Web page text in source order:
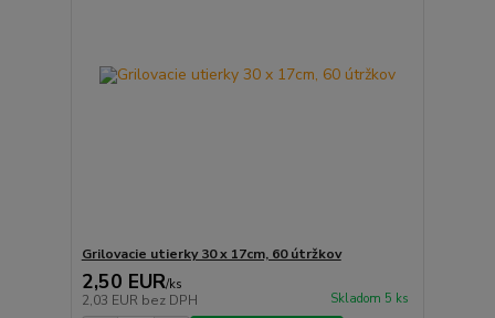
Grilovacie utierky 30 x 17cm, 60 útržkov
2,50 EUR/ks
2,03 EUR bez DPH Skladom 5 ks